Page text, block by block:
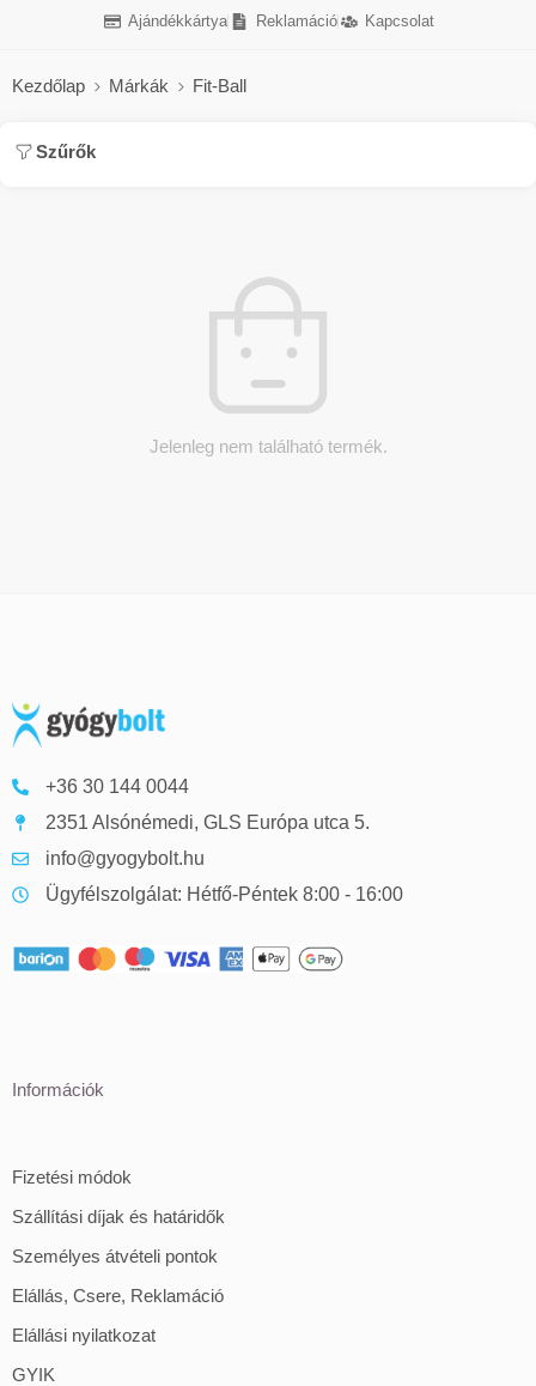
Ajándékkártya Reklamáció Kapcsolat
Kezdőlap Márkák Fit-Ball
Szűrők
Jelenleg nem található termék.
+36 30 144 0044
2351 Alsónémedi, GLS Európa utca 5.
info@gyogybolt.hu
Ügyfélszolgálat: Hétfő-Péntek 8:00 - 16:00
Információk
Fizetési módok
Szállítási díjak és határidők
Személyes átvételi pontok
Elállás, Csere, Reklamáció
Elállási nyilatkozat
GYIK